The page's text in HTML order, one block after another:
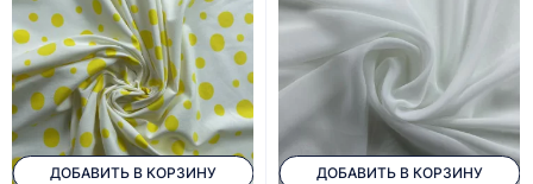
ДОБАВИТЬ В КОРЗИНУ ДОБАВИТЬ В КОРЗИНУ